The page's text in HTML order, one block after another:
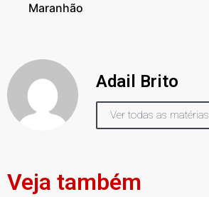
Maranhão
Adail Brito
Ver todas as matérias
Veja também